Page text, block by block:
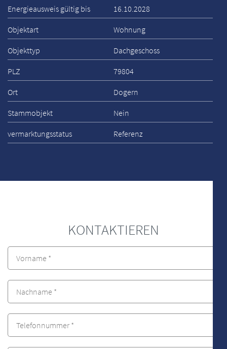
Energieausweis gültig bis 16.10.2028
Objektart Wohnung
Objekttyp Dachgeschoss
PLZ 79804
Ort Dogern
Stammobjekt Nein
vermarktungsstatus Referenz
KONTAKTIEREN